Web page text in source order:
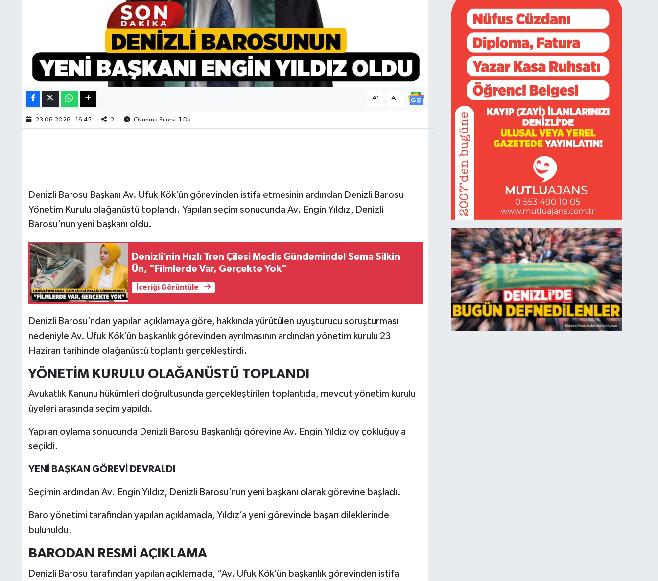
A- A+
23.06.2026 - 16:45 2 Okunma Süresi: 1 Dk
Denizli Barosu Başkanı Av. Ufuk Kök’ün görevinden istifa etmesinin ardından Denizli Barosu
Yönetim Kurulu olağanüstü toplandı. Yapılan seçim sonucunda Av. Engin Yıldız, Denizli
Barosu'nun yeni başkanı oldu.
Denizli’nin Hızlı Tren Çilesi Meclis Gündeminde! Sema Silkin
Ün, "Filmlerde Var, Gerçekte Yok"
İçeriği Görüntüle
Denizli Barosu’ndan yapılan açıklamaya göre, hakkında yürütülen uyuşturucu soruşturması
nedeniyle Av. Ufuk Kök’ün başkanlık görevinden ayrılmasının ardından yönetim kurulu 23
Haziran tarihinde olağanüstü toplantı gerçekleştirdi.
YÖNETİM KURULU OLAĞANÜSTÜ TOPLANDI
Avukatlık Kanunu hükümleri doğrultusunda gerçekleştirilen toplantıda, mevcut yönetim kurulu
üyeleri arasında seçim yapıldı.
Yapılan oylama sonucunda Denizli Barosu Başkanlığı görevine Av. Engin Yıldız oy çokluğuyla
seçildi.
YENİ BAŞKAN GÖREVİ DEVRALDI
Seçimin ardından Av. Engin Yıldız, Denizli Barosu’nun yeni başkanı olarak görevine başladı.
Baro yönetimi tarafından yapılan açıklamada, Yıldız’a yeni görevinde başarı dileklerinde
bulunuldu.
BARODAN RESMİ AÇIKLAMA
Denizli Barosu tarafından yapılan açıklamada, “Av. Ufuk Kök’ün başkanlık görevinden istifa